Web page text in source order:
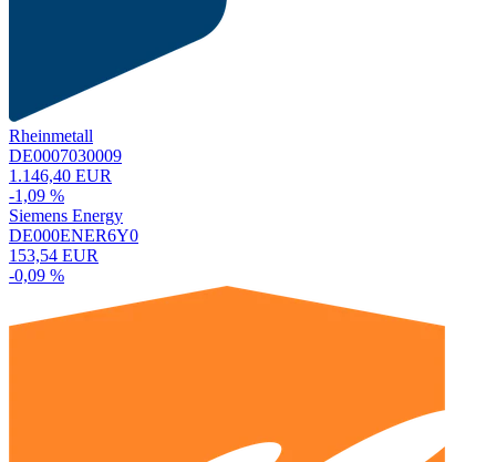
Rheinmetall
DE0007030009
1.146,40 EUR
-1,09 %
Siemens Energy
DE000ENER6Y0
153,54 EUR
-0,09 %